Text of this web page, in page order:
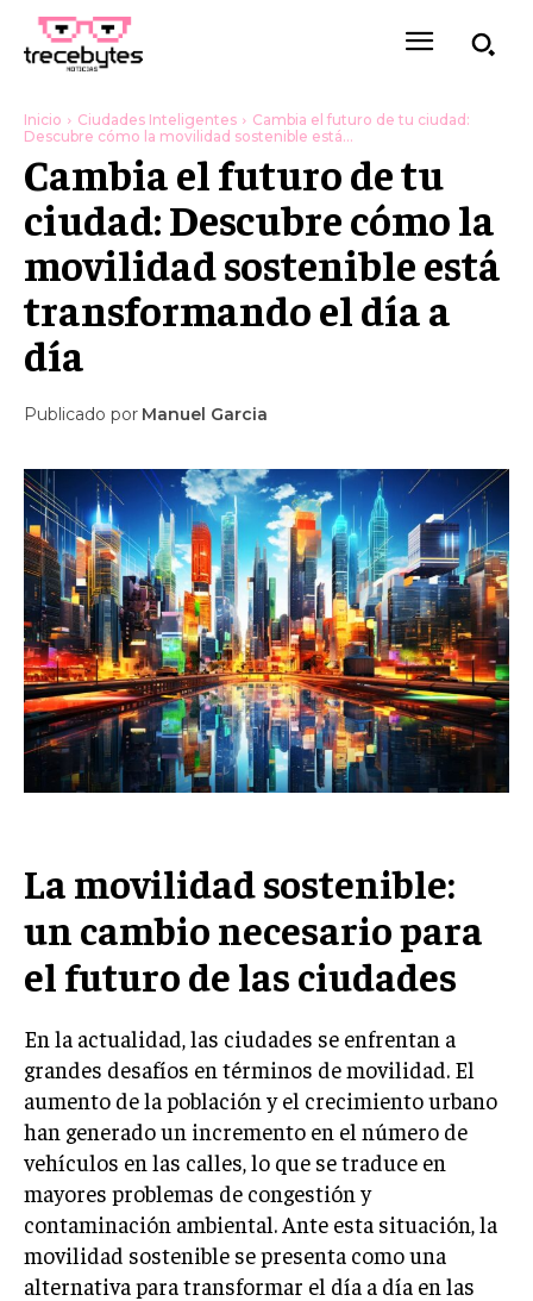
Inicio Ciudades Inteligentes
Cambia el futuro de tu ciudad:
Descubre cómo la movilidad sostenible está...
Cambia el futuro de tu
ciudad: Descubre cómo la
movilidad sostenible está
transformando el día a
día
Publicado por Manuel Garcia
La movilidad sostenible:
un cambio necesario para
el futuro de las ciudades
En la actualidad, las ciudades se enfrentan a
grandes desafíos en términos de movilidad. El
aumento de la población y el crecimiento urbano
han generado un incremento en el número de
vehículos en las calles, lo que se traduce en
mayores problemas de congestión y
contaminación ambiental. Ante esta situación, la
movilidad sostenible se presenta como una
alternativa para transformar el día a día en las